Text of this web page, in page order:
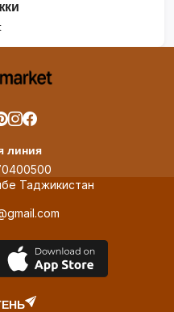
линия
Таджикистан